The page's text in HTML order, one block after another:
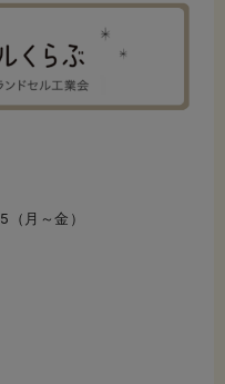
月～金）